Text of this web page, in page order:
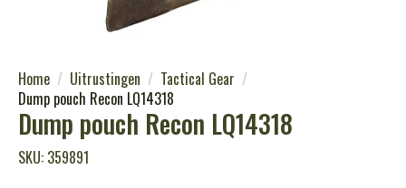
Home Uitrustingen
Tactical Gear
Dump pouch Recon LQ14318
Dump pouch Recon LQ14318
SKU: 359891